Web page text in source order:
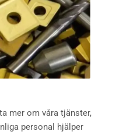
mer om våra tjänster,
personal hjälper